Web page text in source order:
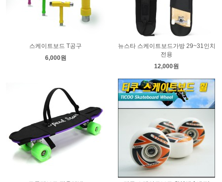
스케이트보드 T공구
6,000원
뉴스타 스케이트보드가방 29~31인치
전용
12,000원